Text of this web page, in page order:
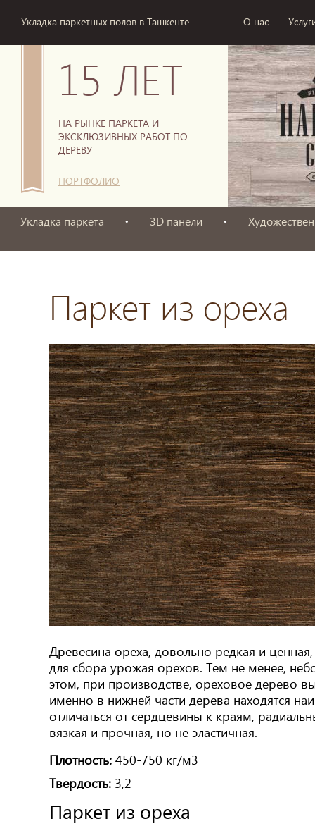
Укладка паркетных полов в Ташкенте О нас
15 ЛЕТ
НА РЫНКЕ ПАРКЕТА И
ЭКСКЛЮЗИВНЫХ РАБОТ ПО
ДЕРЕВУ
ПОРТФОЛИО
Укладка паркета 3D панели
Паркет из ореха
Древесина ореха, довольно редкая и
для сбора урожая орехов. Тем не менее,
этом, при производстве, ореховое дерево
именно в нижней части дерева находятся
отличаться от сердцевины к краям,
вязкая и прочная, но не эластичная.
Плотность: 450-750 кг/м3
Твердость: 3,2
Паркет из ореха